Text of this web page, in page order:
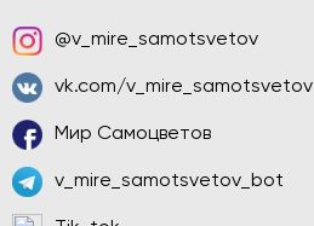
@v_mire_samotsvetov
vk.com/v_mire_samotsvetov
Мир Самоцветов
v_mire_samotsvetov_bot